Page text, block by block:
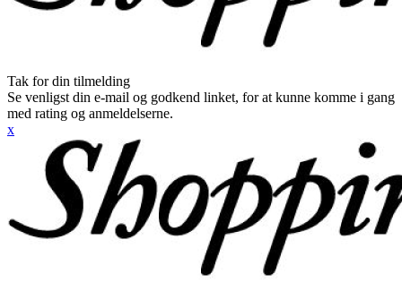
Tak for din tilmelding
Se venligst din e-mail og godkend linket, for at kunne komme i gang
med rating og anmeldelserne.
x